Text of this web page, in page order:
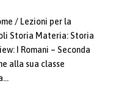
/ Lezioni per la
Storia Materia: Storia
I Romani – Seconda
alla sua classe